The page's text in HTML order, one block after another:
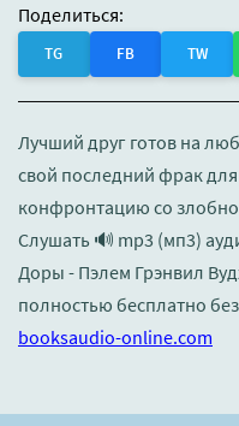
Поделиться:
TG FB TW
Лучший друг готов на
свой последний фрак
конфронтацию со
Слушать 🔊 mp3 (мп3)
Доры - Пэлем Грэнвил
полностью бесплатно
booksaudio-online.com